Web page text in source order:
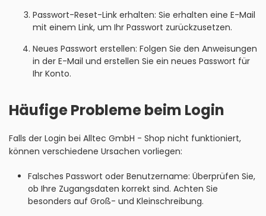
Passwort-Reset-Link erhalten: Sie erhalten eine E-Mail
mit einem Link, um Ihr Passwort zurückzusetzen.
Neues Passwort erstellen: Folgen Sie den Anweisungen
in der E-Mail und erstellen Sie ein neues Passwort für
Ihr Konto.
Häufige Probleme beim Login
Falls der Login bei Alltec GmbH - Shop nicht funktioniert,
können verschiedene Ursachen vorliegen:
Falsches Passwort oder Benutzername: Überprüfen Sie,
ob Ihre Zugangsdaten korrekt sind. Achten Sie
besonders auf Groß- und Kleinschreibung.